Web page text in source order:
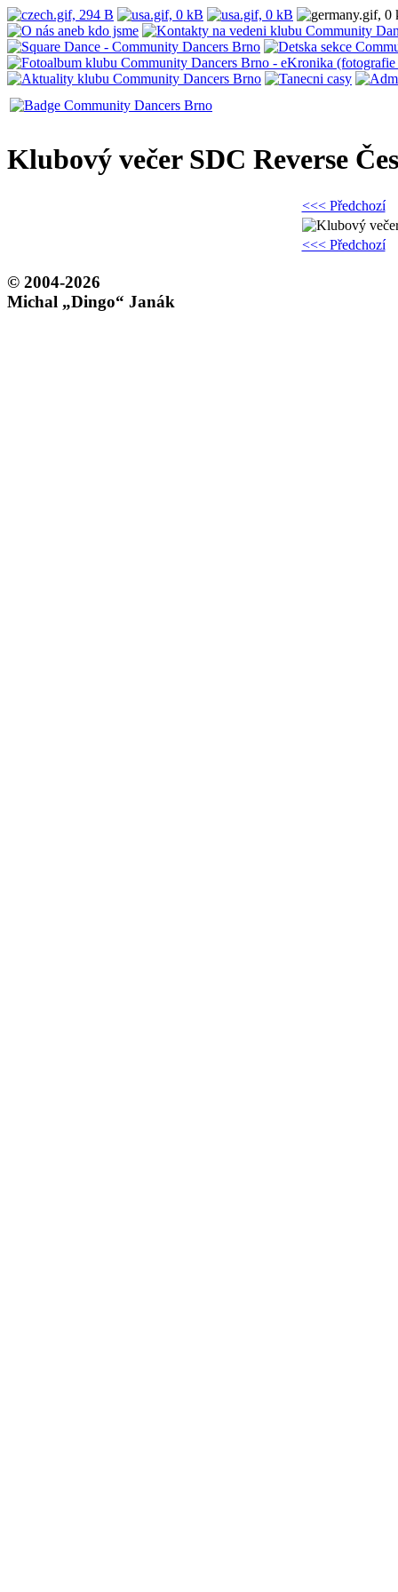
Klubový večer SDC Reverse
<<< Předchozí
<<< Předchozí
© 2004-2026
Michal „Dingo“ Janák